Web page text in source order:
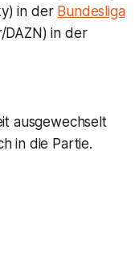
in der Bundesliga
in der
ausgewechselt
in die Partie.